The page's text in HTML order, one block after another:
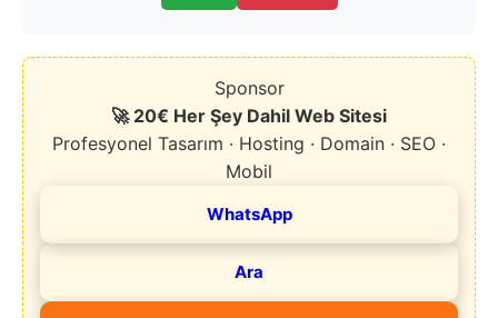
Sponsor
🚀 20€ Her Şey Dahil Web Sitesi
Profesyonel Tasarım · Hosting · Domain · SEO ·
Mobil
WhatsApp
Ara